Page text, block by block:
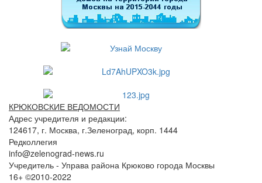
КРЮКОВСКИЕ ВЕДОМОСТИ
Адрес учредителя и редакции:
124617, г. Москва, г.Зеленоград, корп. 1444
Редколлегия
info@zelenograd-news.ru
Учредитель - Управа района Крюково города Москвы
16+ ©2010-2022